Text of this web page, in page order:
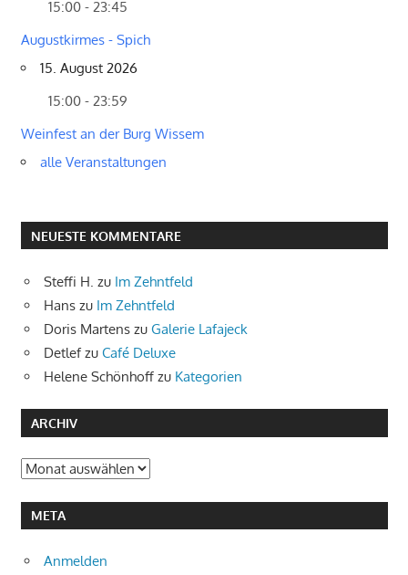
15:00 - 23:45
Augustkirmes - Spich
15. August 2026
15:00 - 23:59
Weinfest an der Burg Wissem
alle Veranstaltungen
NEUESTE KOMMENTARE
Steffi H. zu Im Zehntfeld
Hans zu Im Zehntfeld
Doris Martens zu Galerie Lafajeck
Detlefzu Café Deluxe
Helene Schönhoff zu Kategorien
ARCHIV
Archiv
META
Anmelden